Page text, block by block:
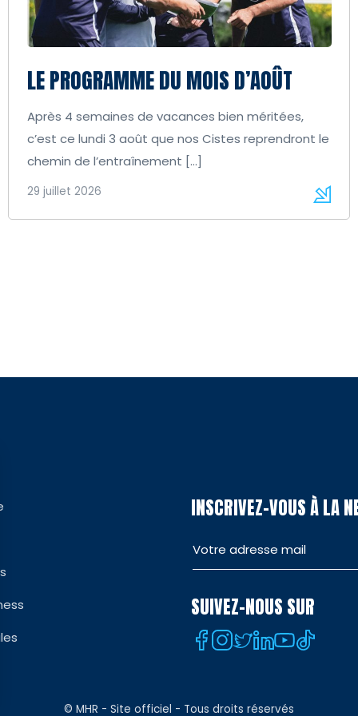
LE PROGRAMME DU MOIS D’AOÛT
Après 4 semaines de vacances bien méritées,
c’est ce lundi 3 août que nos Cistes reprendront le
chemin de l’entraînement […]
29 juillet 2026
INSCRIVEZ-VOUS À LA
SUIVEZ-NOUS SUR
© MHR - Site officiel - Tous droits réservés